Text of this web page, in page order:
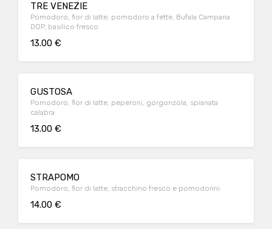
TRE VENEZIE
Pomodoro, fior di latte, pomodoro a fette, Bufala Campana
DOP, basilico fresco
13.00 €
GUSTOSA
Pomodoro, fior di latte, peperoni, gorgonzola, spianata
calabra
13.00 €
STRAPOMO
Pomodoro, fior di latte, stracchino fresco e pomodorini
14.00 €